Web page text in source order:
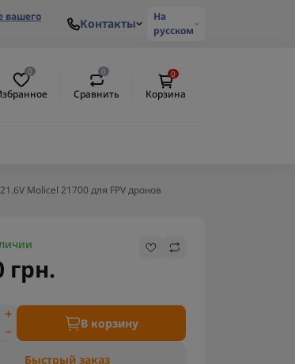
вашего
Контакты
На
русском
0 0
Сравнить
0
Корзина
Molicel 21700 для FPV дронов
грн.
В корзину
Быстрый заказ